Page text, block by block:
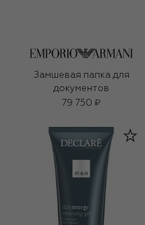
Замшевая папка для
документов
79 750 ₽